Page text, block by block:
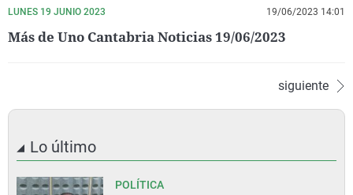
LUNES 19 JUNIO 2023 19/06/2023 14:01
Más de Uno Cantabria Noticias 19/06/2023
siguiente
Lo último
POLÍTICA